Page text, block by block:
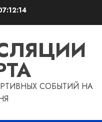
СОБЫТИЙ НА